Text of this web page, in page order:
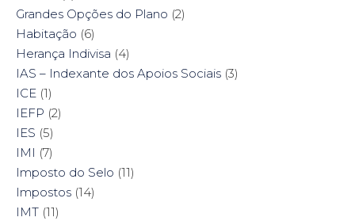
Grandes Opções do Plano (2)
Habitação (6)
Herança Indivisa (4)
IAS – Indexante dos Apoios Sociais (3)
ICE (1)
IEFP (2)
IES (5)
IMI (7)
Imposto do Selo (11)
Impostos (14)
IMT (11)